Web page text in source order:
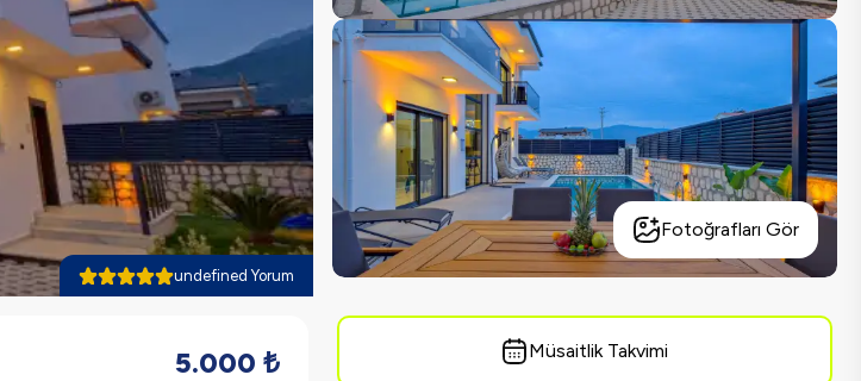
undefined Yorum
Fotoğrafları Gör
5.000 ₺ Müsaitlik Takvimi